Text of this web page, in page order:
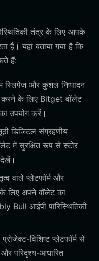
तंत्र के लिए आपके
है। यहां बताया गया है कि
हैं:
और कुशल निष्पादन
करने के लिए Bitget वॉलेट
उपयोग करें।
डिजिटल संग्रहणीय
में सुरक्षित रूप से स्टोर
वाले प्लेटफॉर्म और
लिए अपने वॉलेट का
Bull आईपी पारिस्थितिकी
विशिष्ट प्लेटफॉर्म से
परिदृश्य-आधारित